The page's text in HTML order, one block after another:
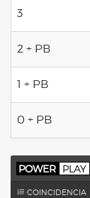
3
2 + PB
1 + PB
0 + PB
POWER PLAY
COINCIDENCIA